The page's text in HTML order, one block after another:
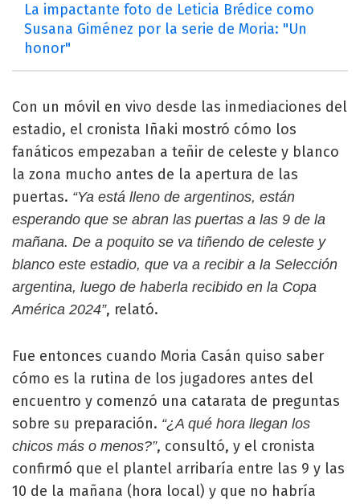
La impactante foto de Leticia Brédice como
Susana Giménez por la serie de Moria: "Un
honor"
Con un móvil en vivo desde las inmediaciones del
estadio, el cronista Iñaki mostró cómo los
fanáticos empezaban a teñir de celeste y blanco
la zona mucho antes de la apertura de las
puertas. “Ya está lleno de argentinos, están
esperando que se abran las puertas a las 9 de la
mañana. De a poquito se va tiñendo de celeste y
blanco este estadio, que va a recibir a la Selección
argentina, luego de haberla recibido en la Copa
América 2024”, relató.
Fue entonces cuando Moria Casán quiso saber
cómo es la rutina de los jugadores antes del
encuentro y comenzó una catarata de preguntas
sobre su preparación. “¿A qué hora llegan los
chicos más o menos?”, consultó, y el cronista
confirmó que el plantel arribaría entre las 9 y las
10 de la mañana (hora local) y que no habría